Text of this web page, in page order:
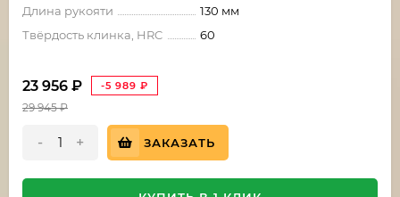
Длина рукояти
130 мм
Твёрдость клинка, HRC
60
23 956 ₽ -5 989 ₽
29 945₽
- + ЗАКАЗАТЬ